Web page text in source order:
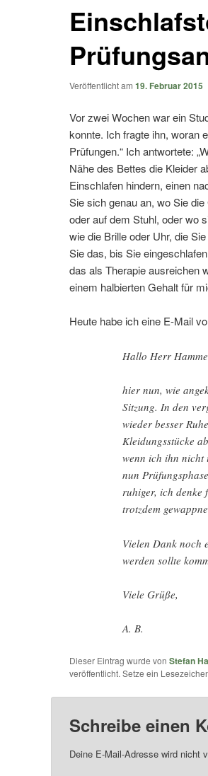
Veröffentlicht am 19. Februar 2015
Vor zwei Wochen war ein
konnte. Ich fragte ihn, woran
Prüfungen.“ Ich antwortete:
Nähe des Bettes die Kleider
Einschlafen hindern, einen
Sie sich genau an, wo Sie
oder auf dem Stuhl, oder wo
wie die Brille oder Uhr, die
Sie das, bis Sie
das als Therapie ausreichen
einem halbierten Gehalt für
Heute habe ich eine E-Mail
Hallo Herr
hier nun, wie
Sitzung. In den
wieder besser
Kleidungsstücke
wenn ich ihn nicht
nun
ruhiger, ich denke
trotzdem
Vielen Dank noch
werden sollte
Viele Grüße,
A. B.
Dieser Eintrag wurde von Stefan
veröffentlicht. Setze ein
Schreibe einen
Deine E-Mail-Adresse wird nicht